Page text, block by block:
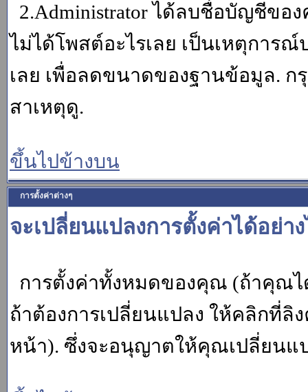
2.Administrator ได้ลบชื่อบัญชีขอ
ไม่ได้โพสต์อะไรเลย เป็นเหตุการ
เลย เพื่อลดขนาดของฐานข้อมูล.
สาเหตุดู.
ขึ้นไปข้างบน
การตั้งค่าต่างๆ
จะเปลี่ยนแปลงการตั้งค่าได้อย่าง
การตั้งค่าทั้งหมดของคุณ (ถ้าคุณไ
ถ้าต้องการเปลี่ยนแปลง ให้คลิกที่ลิ
หน้า). ซึ่งจะอนุญาตให้คุณเปลี่ยนแ